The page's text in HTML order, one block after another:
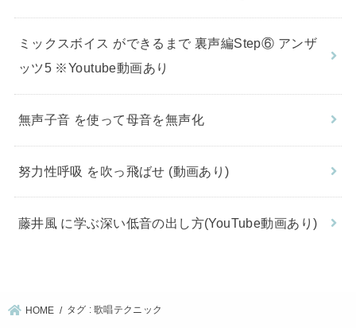
ミックスボイス ができるまで 裏声編Step⑥ アンザ
ッツ5 ※Youtube動画あり
無声子音 を使って母音を無声化
努力性呼吸 を吹っ飛ばせ (動画あり)
藤井風 に学ぶ深い低音の出し方(YouTube動画あり)
HOME タグ : 歌唱テクニック